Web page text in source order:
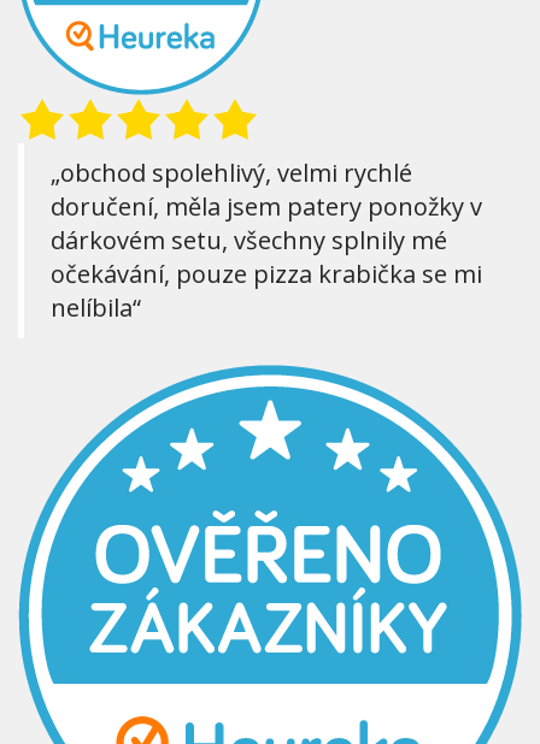
„obchod spolehlivý, velmi rychlé
doručení, měla jsem patery ponožky v
dárkovém setu, všechny splnily mé
očekávání, pouze pizza krabička se mi
nelíbila“